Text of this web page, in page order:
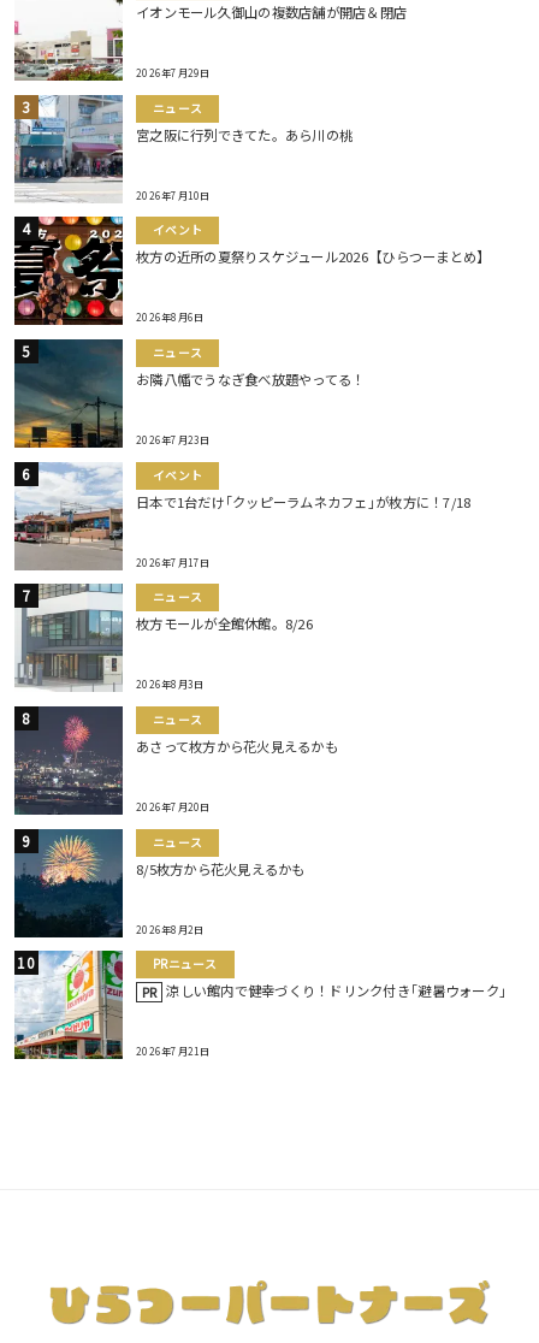
イオンモール久御山の複数店舗が開店＆閉店
2026年7月29日
ニュース
宮之阪に行列できてた。あら川の桃
2026年7月10日
イベント
枚方の近所の夏祭りスケジュール2026【ひらつーまとめ】
2026年8月6日
ニュース
お隣八幡でうなぎ食べ放題やってる！
2026年7月23日
イベント
日本で1台だけ｢クッピーラムネカフェ｣が枚方に！7/18
2026年7月17日
ニュース
枚方モールが全館休館。8/26
2026年8月3日
ニュース
あさって枚方から花火見えるかも
2026年7月20日
ニュース
8/5枚方から花火見えるかも
2026年8月2日
PRニュース
PR 涼しい館内で健幸づくり！ドリンク付き｢避暑ウォーク｣
2026年7月21日